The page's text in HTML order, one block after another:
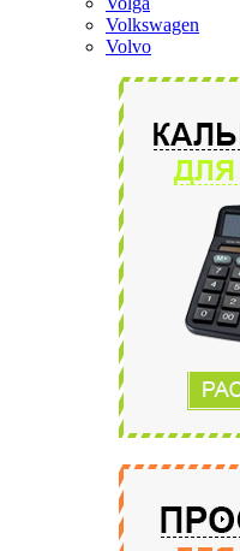
Volkswagen
Volvo